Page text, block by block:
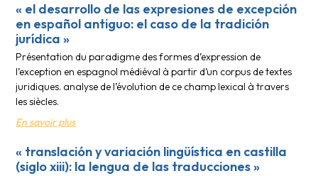
« el desarrollo de las expresiones de excepción
en español antiguo: el caso de la tradición
jurídica »
Présentation du paradigme des formes d’expression de
l’exception en espagnol médiéval à partir d’un corpus de textes
juridiques. analyse de l’évolution de ce champ lexical à travers
les siècles.
En savoir plus
« translación y variación lingüística en castilla
(siglo xiii): la lengua de las traducciones »